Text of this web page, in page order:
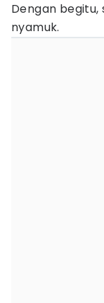
Dengan
nyamuk.